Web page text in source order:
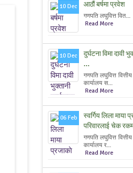
10 Dec आठौं बर्षमा प्रवेश
गणपति लघुवित्त वित...
Read More
10 Dec
दुर्घटना विमा दावी
...
गणपति लघुवित्त
कार्यालय स...
Read More
06 Feb
स्वर्गिय लिला माया
परिवारलाई चेक
गणपति लघुवित्त
कार्यालय र...
Read More